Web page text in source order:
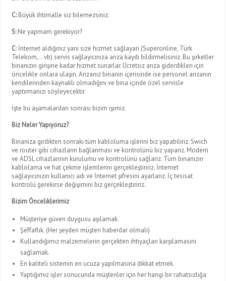
C:Büyük ihtimalle siz bilemezsiniz.
S:Ne yapmam gerekiyor?
C: İnternet aldığınız yani size hizmet sağlayan (Superonline, Türk
Telekom, .. vb) servis sağlayıcınıza arıza kaydı bildirmelisiniz. Bu şirketler
binanızın girişine kadar hizmet sunarlar. Ücretsiz arıza giderdikleri için
öncelikle onlara ulaşın. Arızanız binanın içerisinde ise personel arızanın
kendilerinden kaynaklı olmadığını ve bina içinde özel servisle
yaptırmanızı söyleyecektir.
İşte bu aşamalardan sonrası bizim işimiz.
Biz Neler Yapıyoruz?
Binanıza girdikten sonraki tüm kabloluma işlerini biz yapabiliriz. Swich
ve router gibi cihazların bağlanması ve kontrolünü biz yaparız. Modem
ve ADSL cihazlarının kurulumu ve kontrolünü sağlarız. Tüm binanızın
kablolama ve hat çekme işlemlerini gerçekleştiririz. İnternet
sağlayıcınızın kullanıcı adı ve İnternet şifresini ayarlarız. İç tesisat
kontrolü gerekirse değişimini biz gerçekleştiririz.
Bizim Önceliklerimiz
Müşteriye güven duygusu aşılamak.
Şeffaflık. (Her şeyden müşteri haberdar olmalı)
Kullandığımız malzemelerin gerçekten ihtiyaçları karşılamasını
sağlamak.
En kaliteli sistemin en ucuza yapılmasına dikkat etmek.
Yaptığımız işler sonucunda müşteriler için her hangi bir rahatsızlığa